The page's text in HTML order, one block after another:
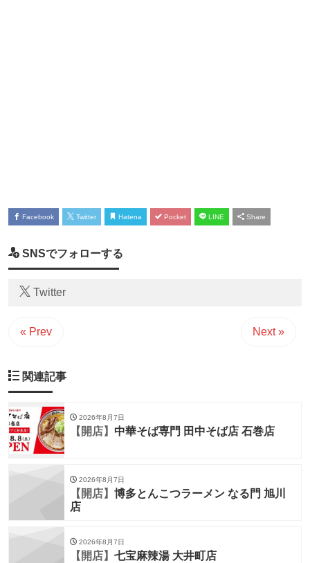
Facebook Twitter Hatena Pocket LINE Share
SNSでフォローする
Twitter
« Prev Next »
関連記事
2026年8月7日
【開店】 中華そば専門 田中そば店 石巻店
2026年8月7日
【開店】 博多とんこつラーメン なる門 旭川
店
2026年8月7日
【開店】 七宝麻辣湯 大井町店